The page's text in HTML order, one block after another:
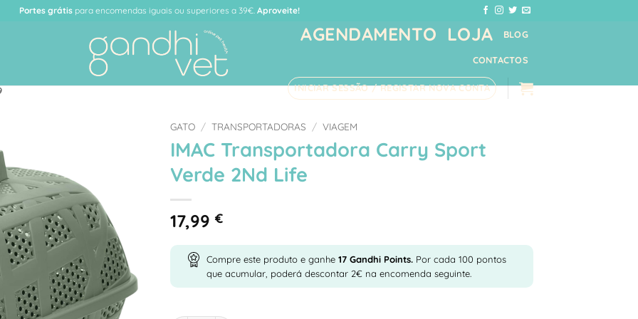
Portes grátis para encomendas iguais ou superiores a 39€. Aproveite!
AGENDAMENTO LOJA BLOG
CONTACTOS
INICIAR SESSÃO / REGISTAR NOVA CONTA
Desejos
GATO / TRANSPORTADORAS / VIAGEM
IMAC Transportadora Carry Sport
Verde 2Nd Life
17,99 €
Compre este produto e ganhe 17 Gandhi Points. Por cada 100 pontos
que acumular, poderá descontar 2€ na encomenda seguinte.